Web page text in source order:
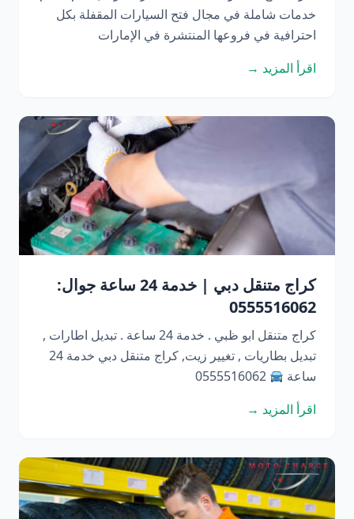
خدمات شاملة في مجال فتح السيارات المقفلة بكل
احترافية في فروعها المنتشرة في الإمارات
اقرأ المزيد →
كراج متنقل دبي | خدمة 24 ساعة جوال:
0555516062
كراج متنقل ابو ظبي . خدمة 24 ساعة . تبديل اطارات ,
تبديل بطاريات , تغيير زيت, كراج متنقل دبي خدمة 24
ساعة
0555516062
اقرأ المزيد →